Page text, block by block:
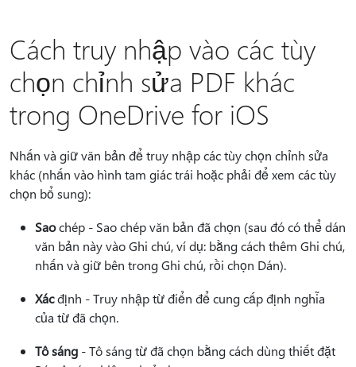
Cách truy nhập vào các tùy
chọn chỉnh sửa PDF khác
trong OneDrive for iOS
Nhấn và giữ văn bản để truy nhập các tùy chọn chỉnh sửa
khác (nhấn vào hình tam giác trái hoặc phải để xem các tùy
chọn bổ sung):
Saochép - Sao chép văn bản đã chọn (sau đó có thể dán
văn bản này vào Ghi chú, ví dụ: bằng cách thêm Ghi chú,
nhấn và giữ bên trong Ghi chú, rồi chọn Dán).
Xácđịnh - Truy nhập từ điển để cung cấp định nghĩa
của từ đã chọn.
Tô sáng - Tô sáng từ đã chọn bằng cách dùng thiết đặt